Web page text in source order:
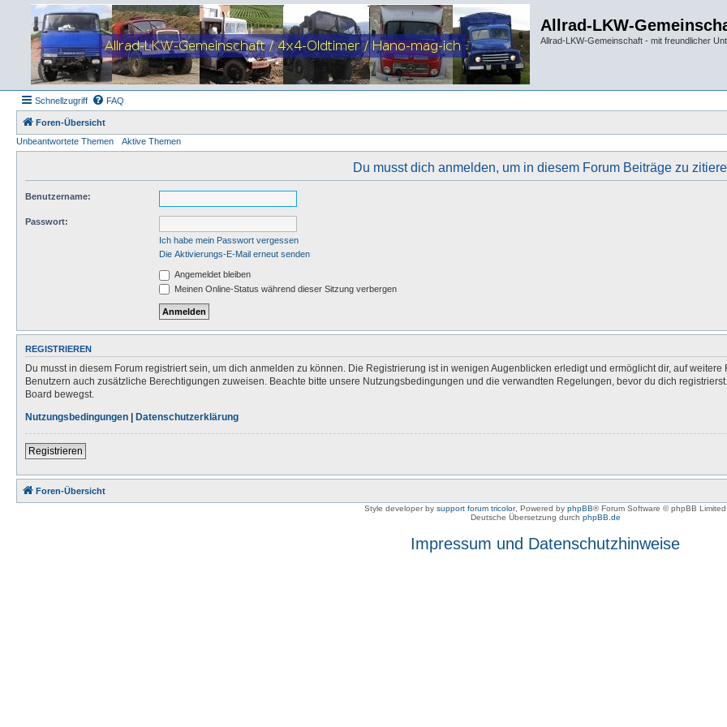
Allrad-LKW-
Allrad-LKW-Gemeinschaft - mit freundlicher
Schnellzugriff FAQ
Foren-Übersicht
Unbeantwortete Themen
Aktive Themen
Du musst dich anmelden, um in diesem Forum Beiträge zu
Benutzername:
Passwort:
Ich habe mein Passwort vergessen
Die Aktivierungs-E-Mail erneut senden
Angemeldet bleiben
Meinen Online-Status während dieser Sitzung verbergen
REGISTRIEREN
Du musst in diesem Forum registriert sein, um dich anmelden zu können. Die Registrierung ist in wenigen Augenblicken erledigt und ermöglicht dir, auf
Benutzern auch zusätzliche Berechtigungen zuweisen. Beachte bitte unsere Nutzungsbedingungen und die verwandten Regelungen, bevor du dich
Board bewegst.
Nutzungsbedingungen | Datenschutzerklärung
Registrieren
Foren-Übersicht
Style developer by support forum tricolor, Powered by phpBB® Forum Software © phpBB Limited
Deutsche Übersetzung durch phpBB.de
Impressum und Datenschutzhinweise